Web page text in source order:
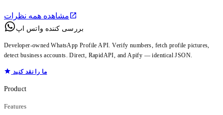
مشاهده همه نظرات
بررسی کننده واتس اپ
Developer-owned WhatsApp Profile API. Verify numbers, fetch profile pictures,
detect business accounts. Direct, RapidAPI, and Apify — identical JSON.
ما را نقد کنید
Product
Features